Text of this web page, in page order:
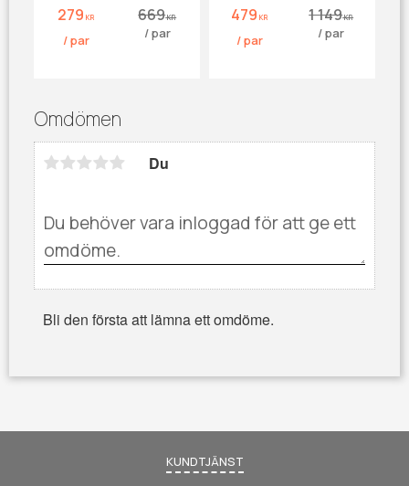
Omdömen
Du
Bli den första att lämna ett omdöme.
golfmönster.
279 KR
/par
669KR
/par
vintersula med Arctic
Grip™
479 KR
/par
1 149KR
/par
KUNDTJÄNST